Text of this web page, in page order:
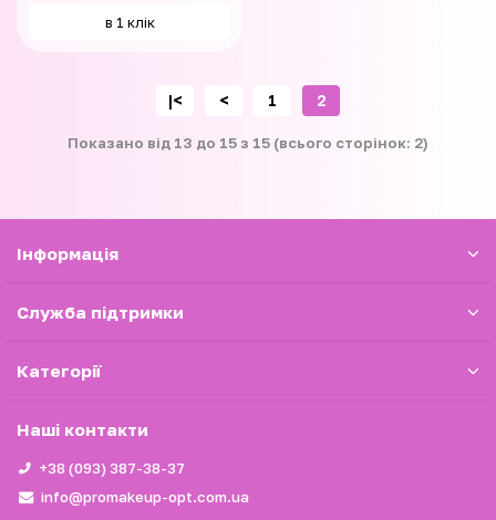
в 1 клік
|< < 1 2
Показано від 13 до 15 з 15 (всього сторінок: 2)
Iнформація
Служба підтримки
Категорії
Наші контакти
+38 (093) 387-38-37
info@promakeup-opt.com.ua